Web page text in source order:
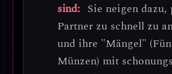
sind: Sie neigen
Partner zu schnell zu
und ihre "Mängel"
Münzen) mit